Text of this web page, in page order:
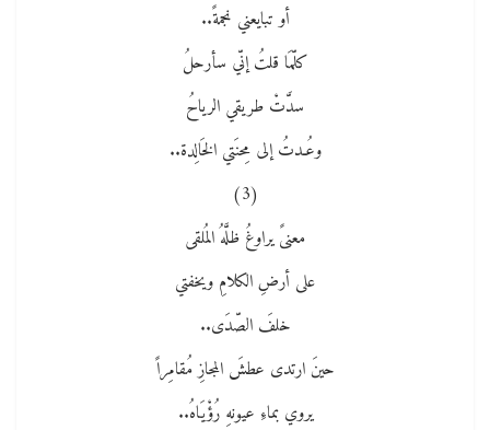
أو تبايعني نجمةً..
كلّمَا قلتُ إنّي سأرحلُ
سدَّتْ طريقي الرياحُ
وعُـدتُ إلى مِحنَتي الخَالِدة..
(3)
معنىً يراوغُ ظلَّهُ المُلقى
على أرضِ الكلامِ ويخفتي
خلفَ الصّدَى..
حينَ ارتدى عطشَ المجازِ مُقامِراً
يروي بماءِ عيونهِ رُؤْيَاهُ..